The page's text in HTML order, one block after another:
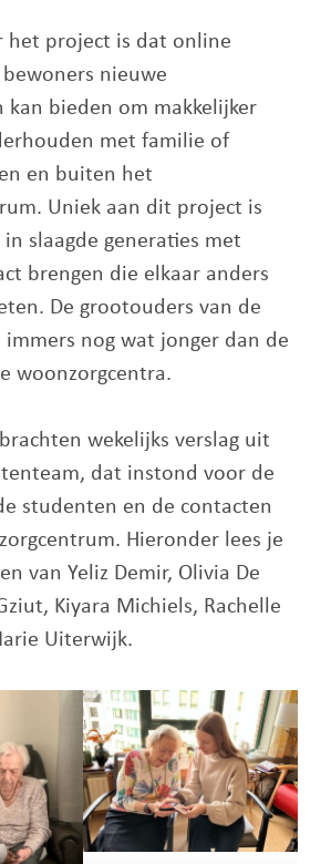
het project is dat online
nieuwe
kan bieden om makkelijker
met familie of
en buiten het
Uniek aan dit project is
slaagde generaties met
brengen die elkaar anders
De grootouders van de
nog wat jonger dan de
woonzorgcentra.
wekelijks verslag uit
dat instond voor de
studenten en de contacten
Hieronder lees je
van Yeliz Demir, Olivia De
Kiyara Michiels, Rachelle
Uiterwijk.